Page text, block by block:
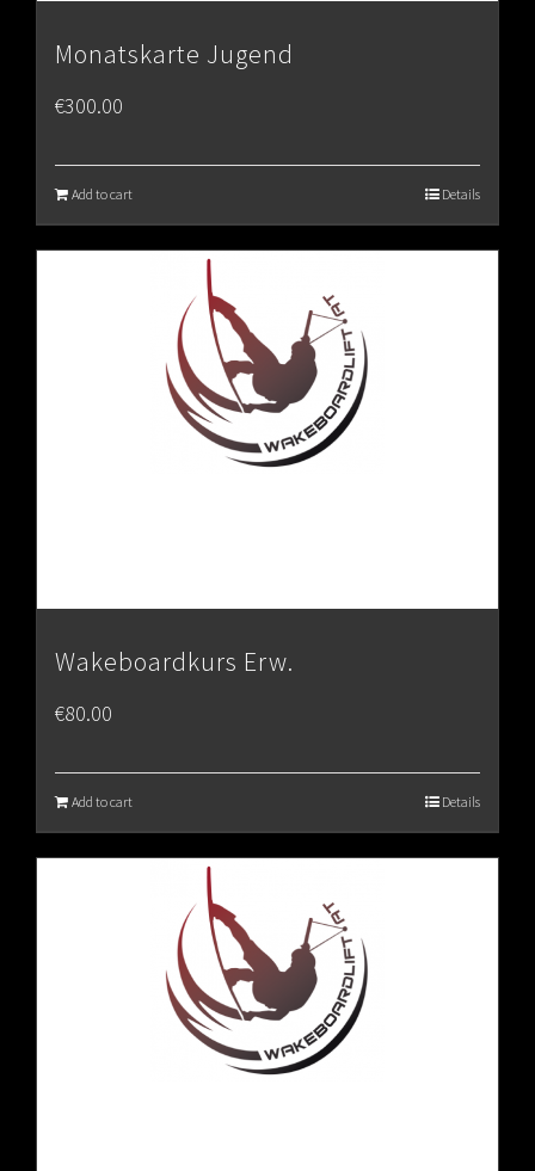
Monatskarte Jugend
€300.00
Add to cart Details
Wakeboardkurs Erw.
€80.00
Add to cart Details